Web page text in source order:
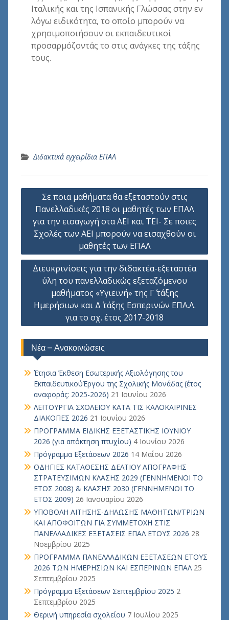
Ιταλικής και της Ισπανικής Γλώσσας στην εν
λόγω ειδικότητα, το οποίο μπορούν να
χρησιμοποιήσουν οι εκπαιδευτικοί
προσαρμόζοντάς το στις ανάγκες της τάξης
τους.
Διδακτικά εγχειρίδια ΕΠΑΛ
Πλοήγηση
άρθρων
Σε ποια μαθήματα θα εξεταστούν στις
Πανελλαδικές 2018 οι μαθητές των ΕΠΑΛ
για την εισαγωγή στα ΑΕΙ και ΤΕΙ- Σε ποιες
Σχολές των ΑΕΙ μπορούν να εισαχθούν οι
μαθητές των ΕΠΑΛ
Διευκρινίσεις για την διδακτέα-εξεταστέα
ύλη του πανελλαδικώς εξεταζόμενου
μαθήματος «Υγιεινή» της Γ΄ τάξης
Ημερήσιων και Δ΄ τάξης Εσπερινών ΕΠΑ.Λ.
για το σχ. έτος 2017-2018
Νέα – Ανακοινώσεις
Έτησια Έκθεση Εσωτερικής Αξιολόγησης του
ΕκπαιδευτικούΈργου της Σχολικής Μονάδας (έτος
αναφοράς: 2025-2026) 21 Ιουνίου 2026
ΛΕΙΤΟΥΡΓΙΑ ΣΧΟΛΕΙΟΥ ΚΑΤΑ ΤΙΣ ΚΑΛΟΚΑΙΡΙΝΕΣ
ΔΙΑΚΟΠΕΣ 2026 21 Ιουνίου 2026
ΠΡΟΓΡΑΜΜΑ ΕΙΔΙΚΗΣ ΕΞΕΤΑΣΤΙΚΗΣ ΙΟΥΝΙΟΥ
2026 (για απόκτηση πτυχίου) 4 Ιουνίου 2026
Πρόγραμμα Εξετάσεων 2026 14 Μαΐου 2026
ΟΔΗΓΙΕΣ ΚΑΤΑΘΕΣΗΣ ΔΕΛΤΙΟΥ ΑΠΟΓΡΑΦΗΣ
ΣΤΡΑΤΕΥΣΙΜΩΝ ΚΛΑΣΗΣ 2029 (ΓΕΝΝΗΜΕΝΟΙ ΤΟ
ΕΤΟΣ 2008) & ΚΛΑΣΗΣ 2030 (ΓΕΝΝΗΜΕΝΟΙ ΤΟ
ΕΤΟΣ 2009) 26 Ιανουαρίου 2026
ΥΠΟΒΟΛΗ ΑΙΤΗΣΗΣ-ΔΗΛΩΣΗΣ ΜΑΘΗΤΩΝ/ΤΡΙΩΝ
ΚΑΙ ΑΠΟΦΟΙΤΩΝ ΓΙΑ ΣΥΜΜΕΤΟΧΗ ΣΤΙΣ
ΠΑΝΕΛΛΑΔΙΚΕΣ ΕΞΕΤΑΣΕΙΣ ΕΠΑΛ ΕΤΟΥΣ 2026 28
Νοεμβρίου 2025
ΠΡΟΓΡΑΜΜΑ ΠΑΝΕΛΛΑΔΙΚΩΝ ΕΞΕΤΑΣΕΩΝ ΕΤΟΥΣ
2026 ΤΩΝ ΗΜΕΡΗΣΙΩΝ ΚΑΙ ΕΣΠΕΡΙΝΩΝ ΕΠΑΛ 25
Σεπτεμβρίου 2025
Πρόγραμμα Εξετάσεων Σεπτεμβρίου 2025 2
Σεπτεμβρίου 2025
Θερινή υπηρεσία σχολείου 7 Ιουλίου 2025